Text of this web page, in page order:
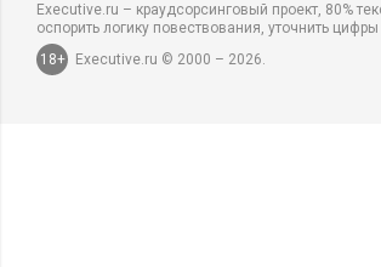
Executive.ru – краудсорсинговый проект, 80%
оспорить логику повествования, уточнить
18+
Executive.ru © 2000 – 2026.